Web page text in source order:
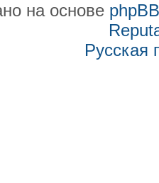
на основе phpBB
Русская